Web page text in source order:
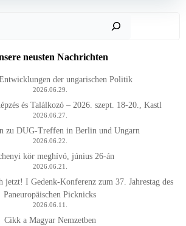
neusten Nachrichten
der ungarischen Politik
2026.06.29.
és Találkozó – 2026. szept. 18-20., Kastl
2026.06.27.
zu DUG-Treffen in Berlin und Ungarn
2026.06.22.
kör meghívó, június 26-án
2026.06.21.
I Gedenk-Konferenz zum 37. Jahrestag des
Paneuropäischen Picknicks
2026.06.11.
Cikk a Magyar Nemzetben